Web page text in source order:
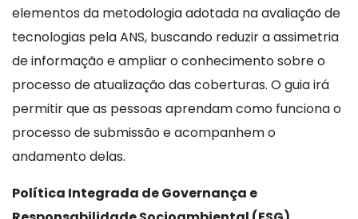
elementos da metodologia adotada na avaliação de
tecnologias pela ANS, buscando reduzir a assimetria
de informação e ampliar o conhecimento sobre o
processo de atualização das coberturas. O guia irá
permitir que as pessoas aprendam como funciona o
processo de submissão e acompanhem o
andamento delas.
Política Integrada de Governança e